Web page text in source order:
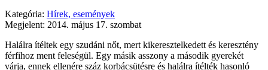
Kategória: Hírek, események
Megjelent: 2014. május 17. szombat
Halálra ítéltek egy szudáni nőt, mert kikeresztelkedett és keresztény
férfihoz ment feleségül. Egy másik asszony a második gyerekét
várja, ennek ellenére száz korbácsütésre és halálra ítélték hasonló